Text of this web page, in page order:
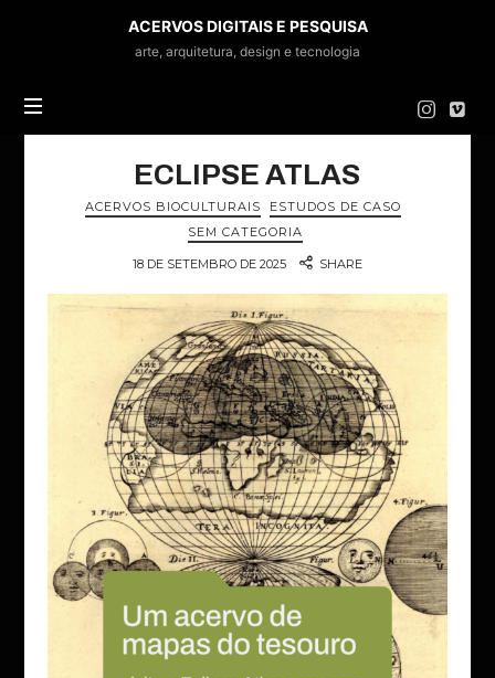
ACERVOS
DIGITAIS
E
ACERVOS DIGITAIS E PESQUISA
arte, arquitetura, design e tecnologia
ECLIPSE ATLAS
ACERVOS BIOCULTURAIS
ESTUDOS DE CASO
SEM CATEGORIA
18 DE SETEMBRO DE 2025 SHARE